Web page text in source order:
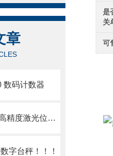
章
数码计数器
日本三丰MITUTOYO超高精度激光位移传感器 OPTEX FA CDX 系列
字台秤！！！
是
关
可